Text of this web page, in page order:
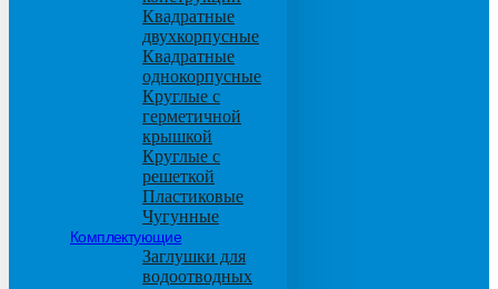
Квадратные
двухкорпусные
Квадратные
однокорпусные
Круглые с
герметичной
крышкой
Круглые с
решеткой
Пластиковые
Чугунные
Комплектующие
Заглушки для
водоотводных